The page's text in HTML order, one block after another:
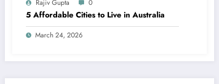
Rajiv Gupta 0
5 Affordable Cities to Live in Australia
March 24, 2026